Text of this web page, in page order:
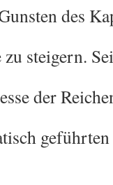
des
steigern.
der